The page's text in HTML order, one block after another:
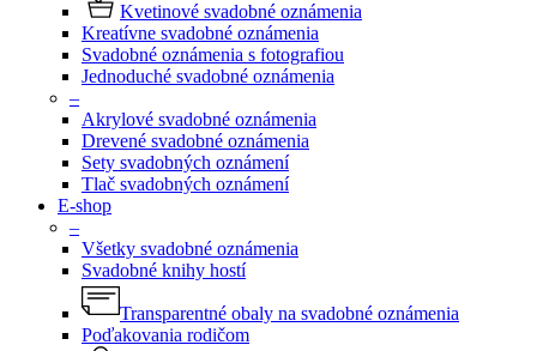
Kvetinové svadobné oznámenia
Kreatívne svadobné oznámenia
Svadobné oznámenia s fotografiou
Jednoduché svadobné oznámenia
–
Akrylové svadobné oznámenia
Drevené svadobné oznámenia
Sety svadobných oznámení
Tlač svadobných oznámení
E-shop
–
Všetky svadobné oznámenia
Svadobné knihy hostí
Transparentné obaly na svadobné oznámenia
Poďakovania rodičom